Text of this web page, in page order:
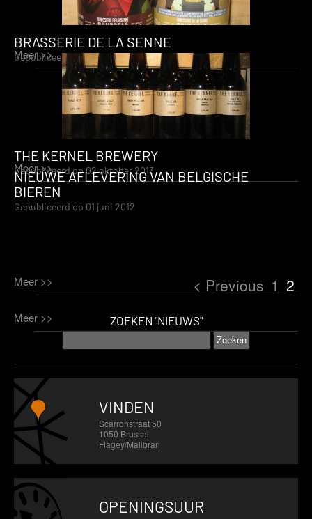
Meer >>
BRASSERIE DE LA SENNE
Gepubliceerd op 22 oktober 2013
Meer >>
THE KERNEL BREWERY
Gepubliceerd op 02 oktober 2013
Meer >>
NIEUWE AFLEVERING VAN BELGISCHE
BIEREN
Gepubliceerd op 01 juni 2012
Meer >>
< Previous 1 2
ZOEKEN "NIEUWS"
VINDEN
Scarronstraat 50
1050 Brussel
Flagey/Malibran
OPENINGSUUR